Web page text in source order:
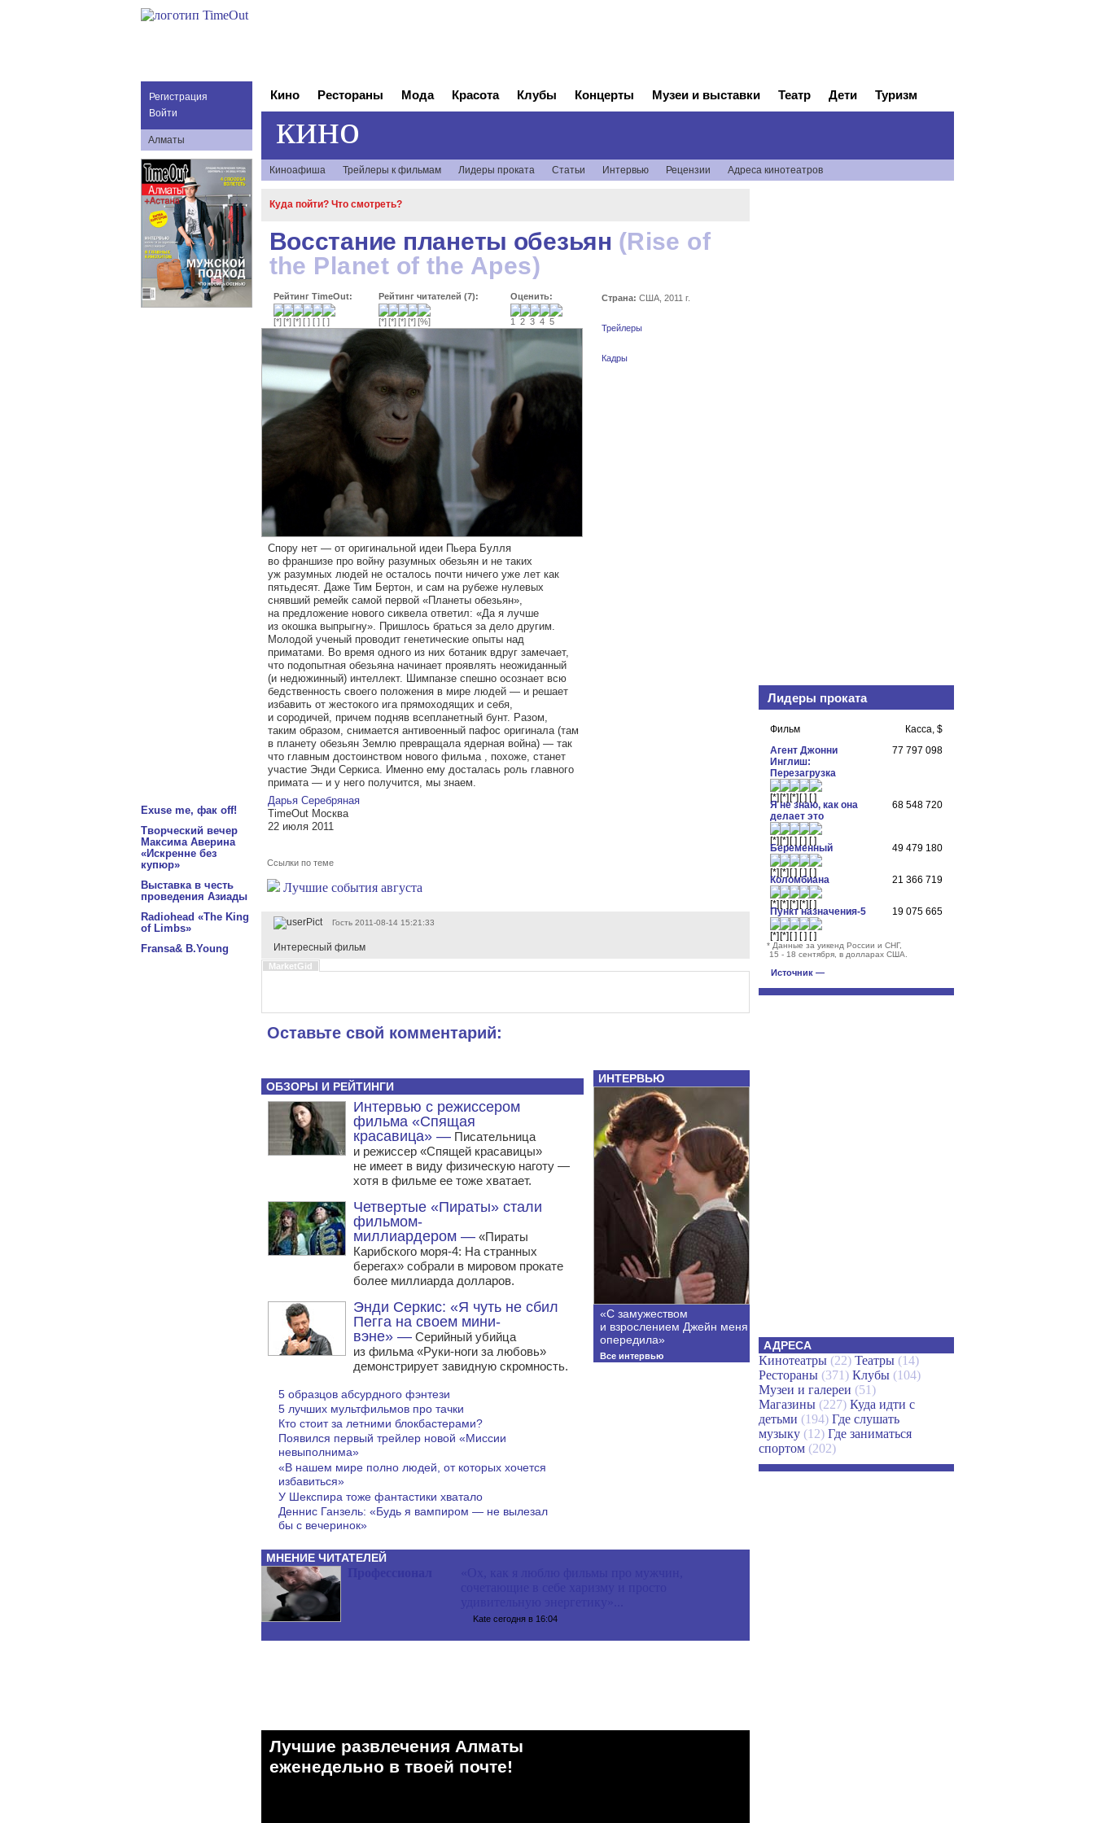
Регистрация
Войти
Алматы
Exuse me, фак off!
Творческий вечер
Максима Аверина
«Искренне без
купюр»
Выставка в честь
проведения Азиады
Radiohead «The King
of Limbs»
Fransa& B.Young
Кино Рестораны Мода Красота Клубы Концерты Музеи и выставки Театр Дети Туризм
кино
Киноафиша Трейлеры к фильмам Лидеры проката Статьи Интервью Рецензии Адреса кинотеатров
Куда пойти? Что смотреть?
Восстание планеты обезьян (Rise of
the Planet of the Apes)
Рейтинг TimeOut: Рейтинг читателей (7): Оценить: Страна: США, 2011 г.
Трейлеры
Кадры
Спору нет — от оригинальной идеи Пьера Булля
во франшизе про войну разумных обезьян и не таких
уж разумных людей не осталось почти ничего уже лет как
пятьдесят. Даже Тим Бертон, и сам на рубеже нулевых
снявший ремейк самой первой «Планеты обезьян»,
на предложение нового сиквела ответил: «Да я лучше
из окошка выпрыгну». Пришлось браться за дело другим.
Молодой ученый проводит генетические опыты над
приматами. Во время одного из них ботаник вдруг замечает,
что подопытная обезьяна начинает проявлять неожиданный
(и недюжинный) интеллект. Шимпанзе спешно осознает всю
бедственность своего положения в мире людей — и решает
избавить от жестокого ига прямоходящих и себя,
и сородичей, причем подняв всепланетный бунт. Разом,
таким образом, снимается антивоенный пафос оригинала (там
в планету обезьян Землю превращала ядерная война) — так
что главным достоинством нового фильма , похоже, станет
участие Энди Серкиса. Именно ему досталась роль главного
примата — и у него получится, мы знаем.
Дарья Серебряная
TimeOut Москва
22 июля 2011
Ссылки по теме
Лучшие события августа
Гость 2011-08-14 15:21:33
Интересный фильм
MarketGid
Оставьте свой комментарий:
ОБЗОРЫ И РЕЙТИНГИ
Интервью с режиссером
фильма «Спящая
красавица» —Писательница
и режиссер «Спящей красавицы»
не имеет в виду физическую наготу —
хотя в фильме ее тоже хватает.
Четвертые «Пираты» стали
фильмом-
миллиардером —«Пираты
Карибского моря-4: На странных
берегах» собрали в мировом прокате
более миллиарда долларов.
Энди Серкис: «Я чуть не сбил
Пегга на своем мини-
вэне» —Серийный убийца
из фильма «Руки-ноги за любовь»
демонстрирует завидную скромность.
5 образцов абсурдного фэнтези
5 лучших мультфильмов про тачки
Кто стоит за летними блокбастерами?
Появился первый трейлер новой «Миссии
невыполнима»
«В нашем мире полно людей, от которых хочется
избавиться»
У Шекспира тоже фантастики хватало
Деннис Ганзель: «Будь я вампиром — не вылезал
бы с вечеринок»
ИНТЕРВЬЮ
«С замужеством
и взрослением Джейн меня
опередила»
Все интервью
МНЕНИЕ ЧИТАТЕЛЕЙ
Kateсегодня в 16:04
Лучшие развлечения Алматы
eженедельно в твоей почте!
Лидеры проката
Фильм
Касса, $
Агент Джонни
Инглиш:
Перезагрузка
77 797 098
Я не знаю, как она
делает это
68 548 720
Беременный 49 479 180
Коломбиана 21 366 719
Пункт назначения-5 19 075 665
*Данные за уикенд России и СНГ,
15 - 18 сентября, в долларах США.
Источник —
АДРЕСА
Кинотеатры(22) Театры(14)
Рестораны(371) Клубы(104)
Музеи и галереи (51)
Магазины(227) Куда идти с
детьми (194) Где слушать
музыку(12) Где заниматься
спортом(202)